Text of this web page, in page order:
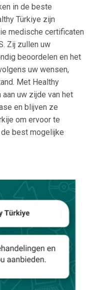
in de beste
Türkiye zijn
medische certificaten
Zij zullen uw
beoordelen en het
uw wensen,
Met Healthy
uw zijde van het
en blijven ze
om ervoor te
best mogelijke